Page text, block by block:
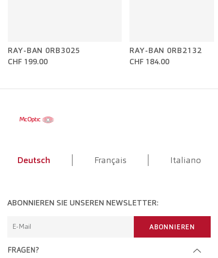
RAY-BAN 0RB3025
CHF 199.00
RAY-BAN 0RB2132
CHF 184.00
Deutsch Français Italiano
FRAGEN?
ABONNIEREN SIE UNSEREN NEWSLETTER:
E-Mail ABONNIEREN